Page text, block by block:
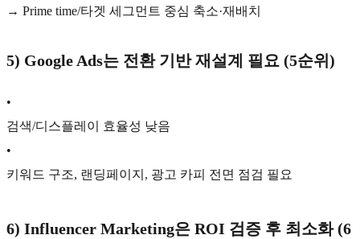
→ Prime time/타겟 세그먼트 중심 축소·재배치
5) Google Ads는 전환 기반 재설계 필요 (5순위)
•
검색/디스플레이 효율성 낮음
•
키워드 구조, 랜딩페이지, 광고 카피 전면 점검 필요
6) Influencer Marketing은 ROI 검증 후 최소화 (6